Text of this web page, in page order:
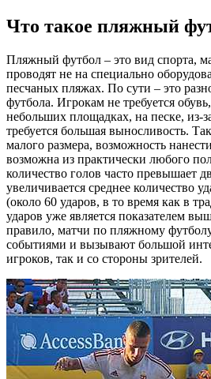
Что такое пляжный
Пляжный футбол – это вид спорта,
проводят не на специально
песчаных пляжах. По сути – это
футбола. Игрокам не требуется
небольших площадках, на песке, из-
требуется большая выносливость.
малого размера, возможность
возможна из практически любого
количество голов часто превышает
увеличивается среднее количество
(около 60 ударов, в то время как в
ударов уже является показателем
правило, матчи по пляжному
событиями и вызывают большой
игроков, так и со стороны зрителей.